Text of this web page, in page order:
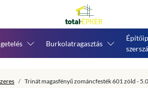
Burkolatragasztás
Trinát magasfényű zománcfesték 601 zöld -